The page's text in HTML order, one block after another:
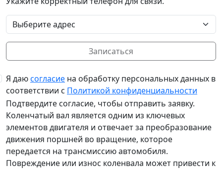
Выберите адрес
Записаться
Я даюсогласие на обработку персональных данных в
соответствии с Политикой конфиденциальности
Подтвердите согласие, чтобы отправить заявку.
Коленчатый вал является одним из ключевых
элементов двигателя и отвечает за преобразование
движения поршней во вращение, которое
передается на трансмиссию автомобиля.
Повреждение или износ коленвала может привести к